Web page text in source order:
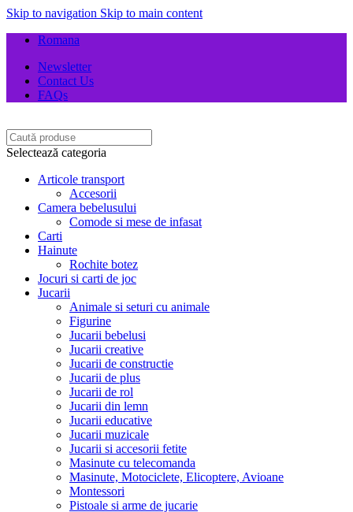
Skip to navigation Skip to main content
Romana
Newsletter
Contact Us
FAQs
Selectează categoria
Articole transport
Accesorii
Camera bebelusului
Comode si mese de infasat
Carti
Hainute
Rochite botez
Jocuri si carti de joc
Jucarii
Animale si seturi cu animale
Figurine
Jucarii bebelusi
Jucarii creative
Jucarii de constructie
Jucarii de plus
Jucarii de rol
Jucarii din lemn
Jucarii educative
Jucarii muzicale
Jucarii si accesorii fetite
Masinute cu telecomanda
Masinute, Motociclete, Elicoptere, Avioane
Montessori
Pistoale si arme de jucarie